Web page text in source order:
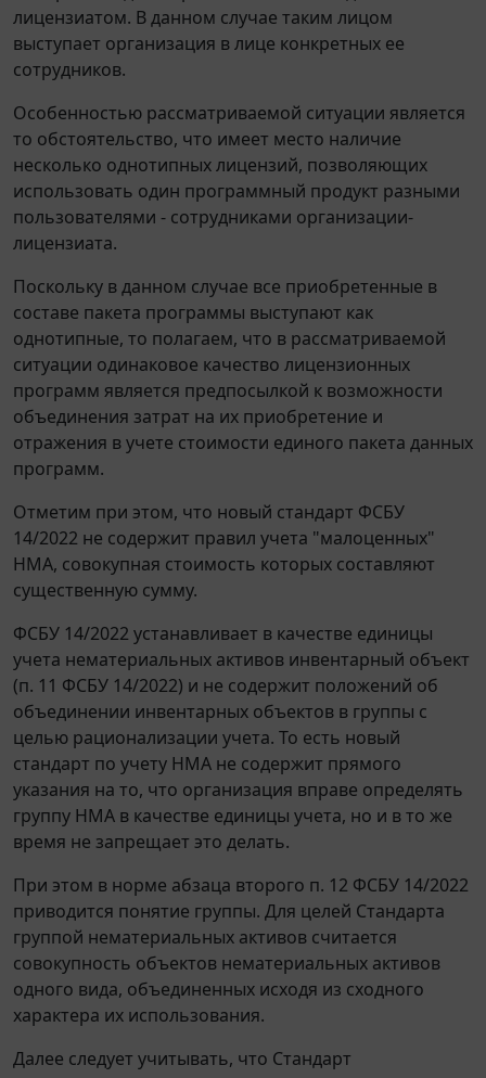
лицензиатом. В данном случае таким лицом
выступает организация в лице конкретных ее
сотрудников.
Особенностью рассматриваемой ситуации является
то обстоятельство, что имеет место наличие
несколько однотипных лицензий, позволяющих
использовать один программный продукт разными
пользователями - сотрудниками организации-
лицензиата.
Поскольку в данном случае все приобретенные в
составе пакета программы выступают как
однотипные, то полагаем, что в рассматриваемой
ситуации одинаковое качество лицензионных
программ является предпосылкой к возможности
объединения затрат на их приобретение и
отражения в учете стоимости единого пакета данных
программ.
Отметим при этом, что новый стандарт ФСБУ
14/2022 не содержит правил учета "малоценных"
НМА, совокупная стоимость которых составляют
существенную сумму.
ФСБУ 14/2022 устанавливает в качестве единицы
учета нематериальных активов инвентарный объект
(п. 11 ФСБУ 14/2022) и не содержит положений об
объединении инвентарных объектов в группы с
целью рационализации учета. То есть новый
стандарт по учету НМА не содержит прямого
указания на то, что организация вправе определять
группу НМА в качестве единицы учета, но и в то же
время не запрещает это делать.
При этом в норме абзаца второго п. 12 ФСБУ 14/2022
приводится понятие группы. Для целей Стандарта
группой нематериальных активов считается
совокупность объектов нематериальных активов
одного вида, объединенных исходя из сходного
характера их использования.
Далее следует учитывать, что Стандарт